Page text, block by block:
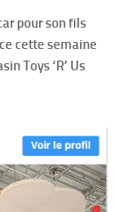
pour son fils
cette semaine
Toys ‘R’ Us